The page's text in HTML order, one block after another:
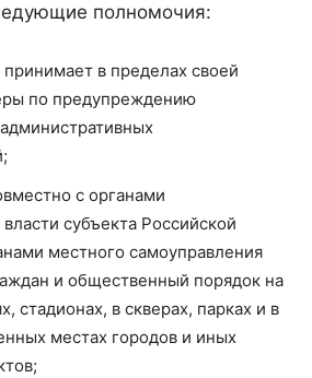
полномочия:
принимает в пределах своей
по предупреждению
с органами
субъекта Российской
местного самоуправления
и общественный порядок на
стадионах, в скверах, парках и в
местах городов и иных